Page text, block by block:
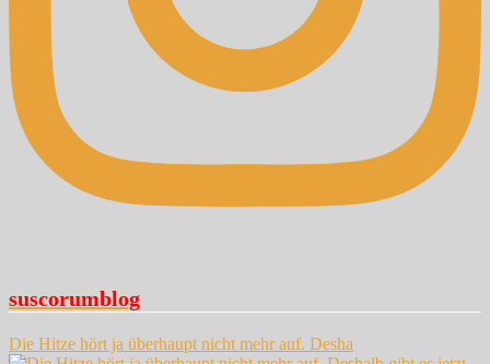
suscorumblog
Die Hitze hört ja überhaupt nicht mehr auf. Desha